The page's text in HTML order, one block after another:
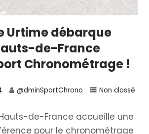
Urtime débarque
de-France
Chronométrage !
@dminSportChrono
Non classé
de-France accueille une
pour le chronométrage